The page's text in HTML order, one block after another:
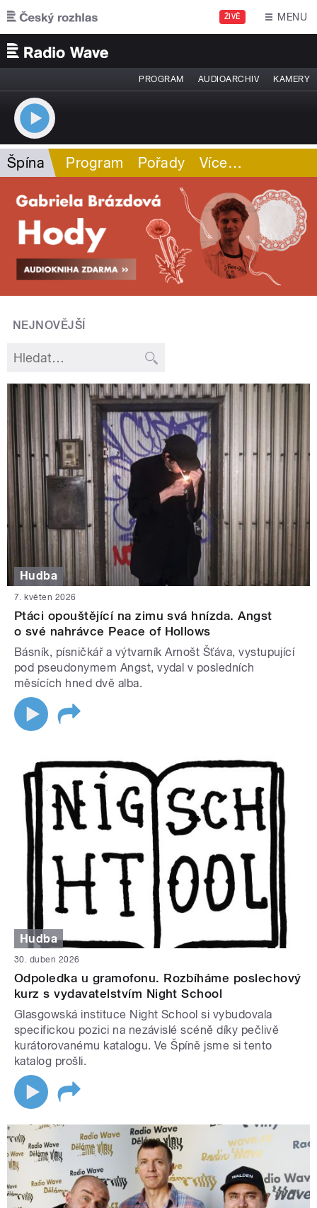
Přejít k hlavnímu obsahu
ŽIVĚ MENU
PROGRAM AUDIOARCHIV KAMERY
Špína Program Pořady Více…
NEJNOVĚJŠÍ
Hudba
7. květen 2026
Ptáci opouštějící na zimu svá hnízda. Angst
o své nahrávce Peace of Hollows
Básník, písničkář a výtvarník Arnošt Šťáva, vystupující
pod pseudonymem Angst, vydal v posledních
měsících hned dvě alba.
Hudba
30. duben 2026
Odpoledka u gramofonu. Rozbíháme poslechový
kurz s vydavatelstvím Night School
Glasgowská instituce Night School si vybudovala
specifickou pozici na nezávislé scéně díky pečlivě
kurátorovanému katalogu. Ve Špíně jsme si tento
katalog prošli.